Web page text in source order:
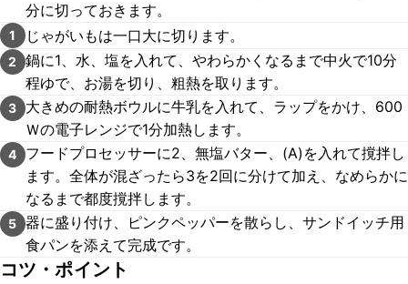
分に切っておきます。
1 じゃがいもは一口大に切ります。
2
鍋に1、水、塩を入れて、やわらかくなるまで中火で10分
程ゆで、お湯を切り、粗熱を取ります。
3
大きめの耐熱ボウルに牛乳を入れて、ラップをかけ、600
Ｗの電子レンジで1分加熱します。
4
フードプロセッサーに2、無塩バター、(A)を入れて撹拌し
ます。全体が混ざったら3を2回に分けて加え、なめらかに
なるまで都度撹拌します。
5 器に盛り付け、ピンクペッパーを散らし、サンドイッチ用
食パンを添えて完成です。
コツ・ポイント